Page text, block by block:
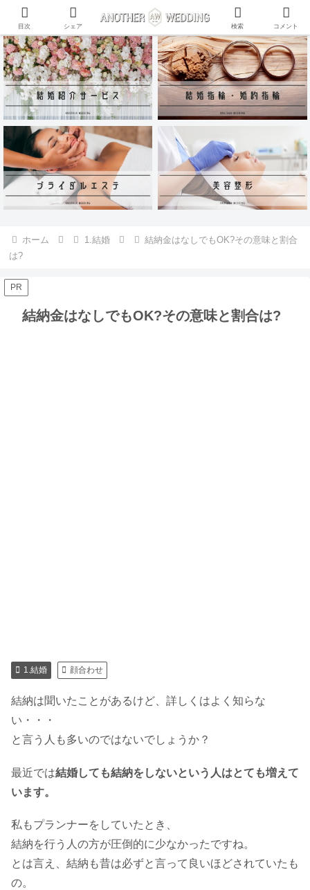
ANOTHER WEDDING~RING~のInstagramアカウントがリリース♪
ホーム 1.結婚
結納金はなしでもOK?その意味と割合
は?
PR
結納金はなしでもOK?その意味と割合は?
1.結婚 顔合わせ
結納は聞いたことがあるけど、詳しくはよく知らな
い・・・
と言う人も多いのではないでしょうか？
最近では結婚しても結納をしないという人はとても増えて
います。
私もプランナーをしていたとき、
結納を行う人の方が圧倒的に少なかったですね。
とは言え、結納も昔は必ずと言って良いほどされていたも
の。
目次 シェア 検索 コメント